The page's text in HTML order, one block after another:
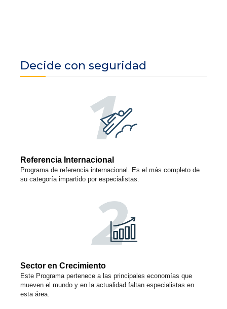
Decide con seguridad
Referencia Internacional
Programa de referencia internacional. Es el más completo de
su categoría impartido por especialistas.
Sector en Crecimiento
Este Programa pertenece a las principales economías que
mueven el mundo y en la actualidad faltan especialistas en
esta área.